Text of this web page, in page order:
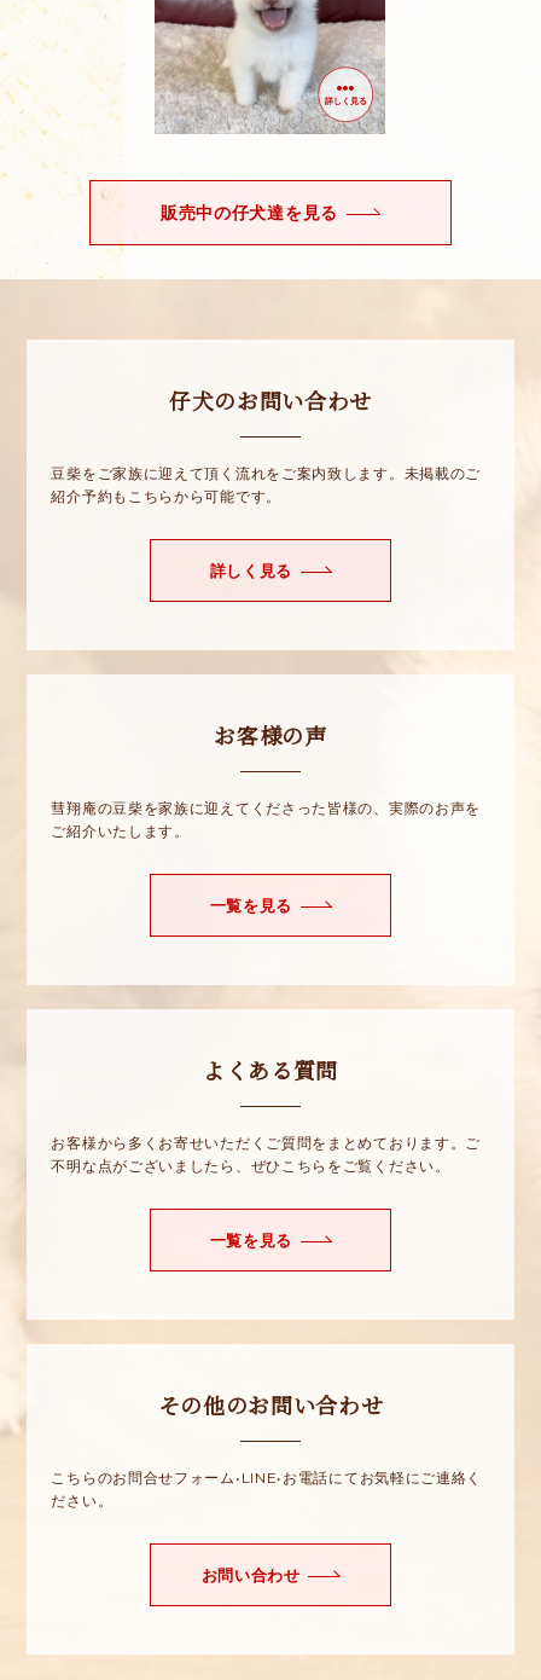
詳しく見る
販売中の仔犬達を見る
仔犬のお問い合わせ
豆柴をご家族に迎えて頂く流れをご案内致します。未掲載のご
紹介予約もこちらから可能です。
詳しく見る
お客様の声
彗翔庵の豆柴を家族に迎えてくださった皆様の、実際のお声を
ご紹介いたします。
一覧を見る
よくある質問
お客様から多くお寄せいただくご質問をまとめております。ご
不明な点がございましたら、ぜひこちらをご覧ください。
一覧を見る
その他のお問い合わせ
こちらのお問合せフォーム•LINE•お電話にてお気軽にご連絡く
ださい。
お問い合わせ